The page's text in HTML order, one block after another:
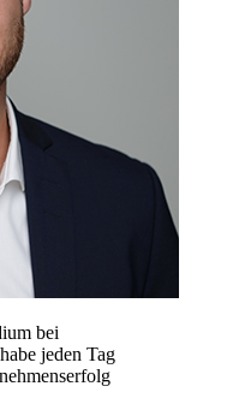
bei
jeden Tag